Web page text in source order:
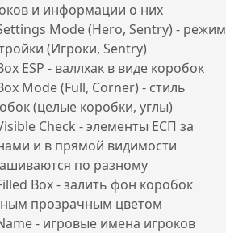
и информации о них
Mode (Hero, Sentry) - режим
(Игроки, Sentry)
ESP - валлхак в виде коробок
Mode (Full, Corner) - стиль
(целые коробки, углы)
Check - элементы ЕСП за
и в прямой видимости
по разному
Box - залить фон коробок
прозрачным цветом
- игровые имена игроков